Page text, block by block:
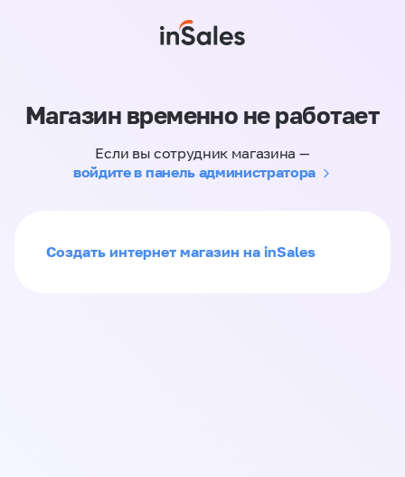
Магазин временно не работает
Если вы сотрудник магазина —
войдите в панель администратора
Создать интернет магазин на inSales